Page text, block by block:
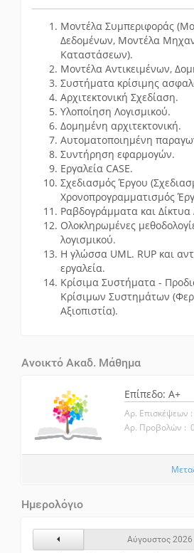
Μοντέλα Συμπεριφοράς
Δεδομένων, Μοντέλα
Καταστάσεων).
Μοντέλα Αντικειμένων,
Συστήματα κρίσιμης
Αρχιτεκτονική Σχεδίαση.
Υλοποίηση Λογισμικού.
Δομημένη αρχιτεκτονική.
Αυτοματοποιημένη
Συντήρηση εφαρμογών.
Εργαλεία CASE.
Σχεδιασμός Έργου
Χρονοπρογραμματισμός
Ραβδογράμματα και
Ολοκληρωμένες
λογισμικού.
Η γλώσσα UML. RUP και
εργαλεία.
Κρίσιμα Συστήματα -
Κρίσιμων Συστημάτων
Αξιοπιστία).
Ανοικτό Ακαδ. Μάθημα
Επίπεδο: A+
Αρ. Επισκέψεων
Αρ. Προβολών : 0
Ημερολόγιο
Προηγούμενος ΜήναςΑύγουστος 2026